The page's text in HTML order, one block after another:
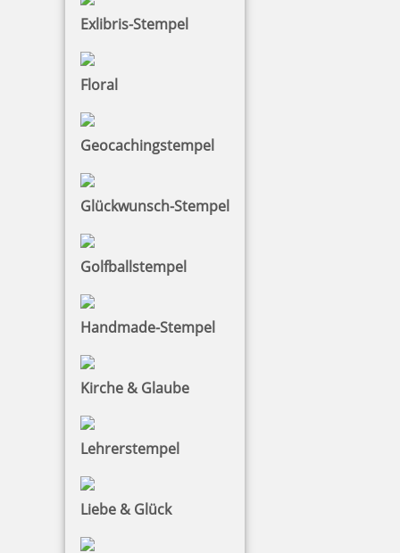
Exlibris-Stempel
Floral
Geocachingstempel
Glückwunsch-Stempel
Golfballstempel
Handmade-Stempel
Kirche & Glaube
Lehrerstempel
Liebe & Glück